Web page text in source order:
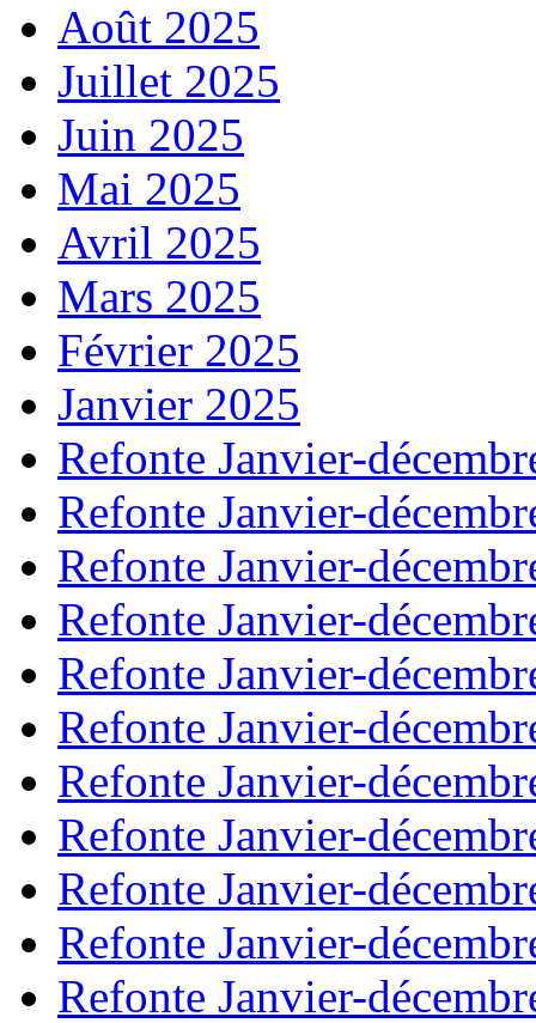
Août 2025
Juillet 2025
Juin 2025
Mai 2025
Avril 2025
Mars 2025
Février 2025
Janvier 2025
Refonte Janvier-
Refonte Janvier-
Refonte Janvier-
Refonte Janvier-
Refonte Janvier-
Refonte Janvier-
Refonte Janvier-
Refonte Janvier-
Refonte Janvier-
Refonte Janvier-
Refonte Janvier-